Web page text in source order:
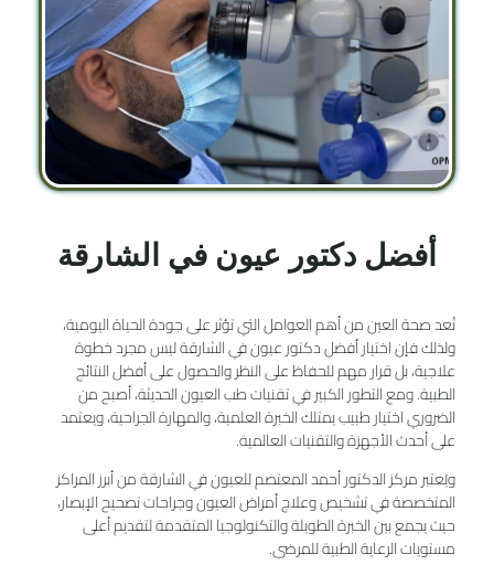
أفضل دكتور عيون في الشارقة
تُعد صحة العين من أهم العوامل التي تؤثر على جودة الحياة اليومية،
ولذلك فإن اختيار أفضل دكتور عيون في الشارقة ليس مجرد خطوة
علاجية، بل قرار مهم للحفاظ على النظر والحصول على أفضل النتائج
الطبية. ومع التطور الكبير في تقنيات طب العيون الحديثة، أصبح من
الضروري اختيار طبيب يمتلك الخبرة العلمية، والمهارة الجراحية، ويعتمد
على أحدث الأجهزة والتقنيات العالمية.
ويُعتبر مركز الدكتور أحمد المعتصم للعيون في الشارقة من أبرز المراكز
المتخصصة في تشخيص وعلاج أمراض العيون وجراحات تصحيح الإبصار،
حيث يجمع بين الخبرة الطويلة والتكنولوجيا المتقدمة لتقديم أعلى
مستويات الرعاية الطبية للمرضى.